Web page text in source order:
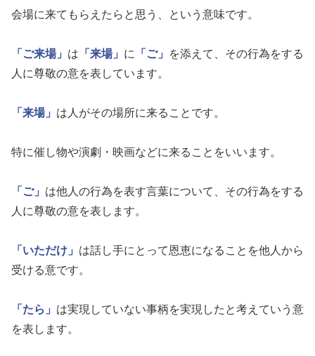
会場に来てもらえたらと思う、という意味です。
「ご来場」 は 「来場」 に 「ご」
を添えて、その行為をする
人に尊敬の意を表しています。
「来場」 は人がその場所に来ることです。
特に催し物や演劇・映画などに来ることをいいます。
「ご」 は他人の行為を表す言葉について、その行為をする
人に尊敬の意を表します。
「いただけ」 は話し手にとって恩恵になることを他人から
受ける意です。
「たら」 は実現していない事柄を実現したと考えていう意
を表します。